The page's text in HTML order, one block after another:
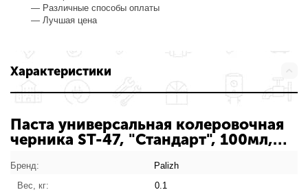
— Различные способы оплаты
— Лучшая цена
Характеристики
Паста универсальная колеровочная
черника ST-47, "Стандарт", 100мл,
характеристики товара
Бренд:
Palizh
Вес, кг:
0.1